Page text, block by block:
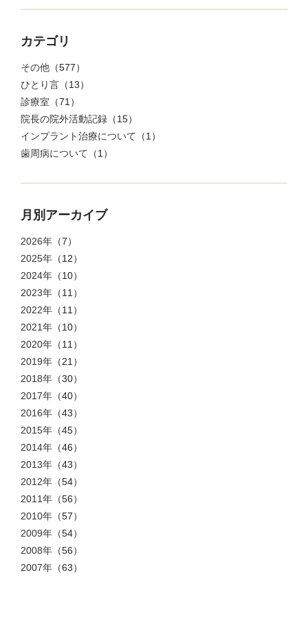
カテゴリ
その他 （577）
ひとり言 （13）
診療室 （71）
院長の院外活動記録 （15）
インプラント治療について （1）
歯周病について （1）
月別アーカイブ
2026年 （7）
2025年 （12）
2024年 （10）
2023年 （11）
2022年 （11）
2021年 （10）
2020年 （11）
2019年 （21）
2018年 （30）
2017年 （40）
2016年 （43）
2015年 （45）
2014年 （46）
2013年 （43）
2012年 （54）
2011年 （56）
2010年 （57）
2009年 （54）
2008年 （56）
2007年 （63）